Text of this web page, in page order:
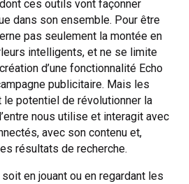
ces outils vont façonner
dans son ensemble. Pour être
pas seulement la montée en
intelligents, et ne se limite
d’une fonctionnalité Echo
publicitaire. Mais les
potentiel de révolutionner la
nous utilise et interagit avec
avec son contenu et,
résultats de recherche.
soit en jouant ou en regardant les